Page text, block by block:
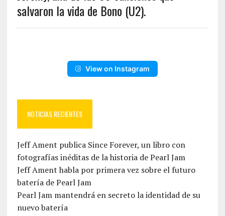
salvaron la vida de Bono (U2).
View on Instagram
NOTICIAS RECIENTES
Jeff Ament publica Since Forever, un libro con
fotografías inéditas de la historia de Pearl Jam
Jeff Ament habla por primera vez sobre el futuro
batería de Pearl Jam
Pearl Jam mantendrá en secreto la identidad de su
nuevo batería